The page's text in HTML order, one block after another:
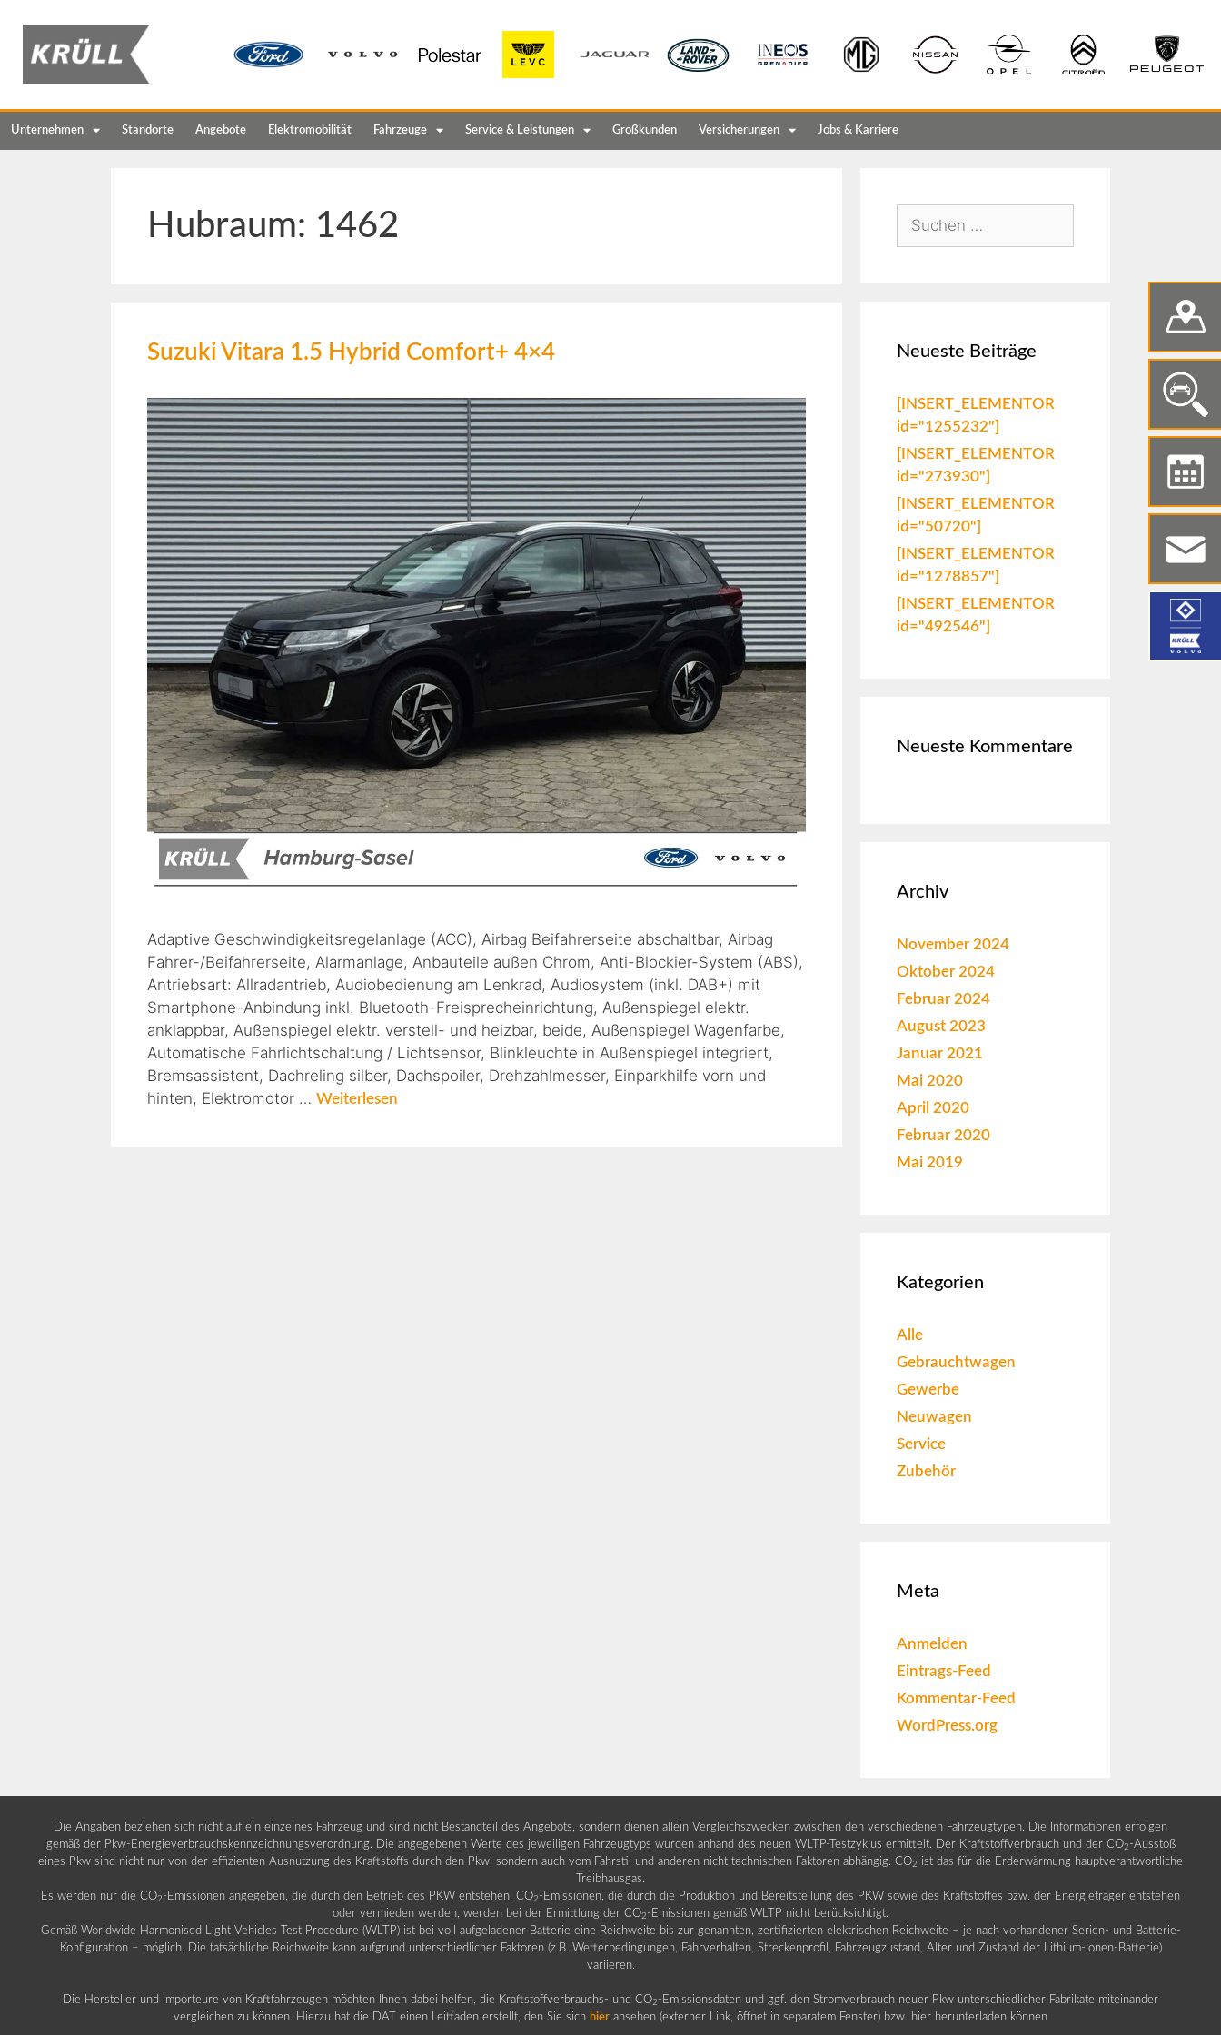
Unternehmen Standorte Angebote Elektromobilität Fahrzeuge Service & Leistungen Großkunden Versicherungen Jobs & Karriere
Hubraum: 1462
Suzuki Vitara 1.5 Hybrid Comfort+ 4×4
Adaptive Geschwindigkeitsregelanlage (ACC), Airbag Beifahrerseite abschaltbar, Airbag
Fahrer-/Beifahrerseite, Alarmanlage, Anbauteile außen Chrom, Anti-Blockier-System (ABS),
Antriebsart: Allradantrieb, Audiobedienung am Lenkrad, Audiosystem (inkl. DAB+) mit
Smartphone-Anbindung inkl. Bluetooth-Freisprecheinrichtung, Außenspiegel elektr.
anklappbar, Außenspiegel elektr. verstell- und heizbar, beide, Außenspiegel Wagenfarbe,
Automatische Fahrlichtschaltung / Lichtsensor, Blinkleuchte in Außenspiegel integriert,
Bremsassistent, Dachreling silber, Dachspoiler, Drehzahlmesser, Einparkhilfe vorn und
hinten, Elektromotor … Weiterlesen
Neueste Beiträge
[INSERT_ELEMENTOR
id="1255232"]
[INSERT_ELEMENTOR
id="273930"]
[INSERT_ELEMENTOR
id="50720"]
[INSERT_ELEMENTOR
id="1278857"]
[INSERT_ELEMENTOR
id="492546"]
Neueste Kommentare
Archiv
November 2024
Oktober 2024
Februar 2024
August 2023
Januar 2021
Mai 2020
April 2020
Februar 2020
Mai 2019
Kategorien
Alle
Gebrauchtwagen
Gewerbe
Neuwagen
Service
Zubehör
Meta
Anmelden
Eintrags-Feed
Kommentar-Feed
WordPress.org
Die Angaben beziehen sich nicht auf ein einzelnes Fahrzeug und sind nicht Bestandteil des Angebots, sondern dienen allein Vergleichszwecken zwischen den verschiedenen Fahrzeugtypen. Die Informationen erfolgen
gemäß der Pkw-Energieverbrauchskennzeichnungsverordnung. Die angegebenen Werte des jeweiligen Fahrzeugtyps wurden anhand des neuen WLTP-Testzyklus ermittelt. Der Kraftstoffverbrauch und der CO2 -Ausstoß
eines Pkw sind nicht nur von der effizienten Ausnutzung des Kraftstoffs durch den Pkw, sondern auch vom Fahrstil und anderen nicht technischen Faktoren abhängig. CO2 ist das für die Erderwärmung hauptverantwortliche
Treibhausgas.
Es werden nur die CO2 -Emissionen angegeben, die durch den Betrieb des PKW entstehen. CO2 -Emissionen, die durch die Produktion und Bereitstellung des PKW sowie des Kraftstoffes bzw. der Energieträger entstehen
oder vermieden werden, werden bei der Ermittlung der CO2 -Emissionen gemäß WLTP nicht berücksichtigt.
Gemäß Worldwide Harmonised Light Vehicles Test Procedure (WLTP) ist bei voll aufgeladener Batterie eine Reichweite bis zur genannten, zertifizierten elektrischen Reichweite – je nach vorhandener Serien- und Batterie-
Konfiguration – möglich. Die tatsächliche Reichweite kann aufgrund unterschiedlicher Faktoren (z.B. Wetterbedingungen, Fahrverhalten, Streckenprofil, Fahrzeugzustand, Alter und Zustand der Lithium-Ionen-Batterie)
variieren.
Die Hersteller und Importeure von Kraftfahrzeugen möchten Ihnen dabei helfen, die Kraftstoffverbrauchs- und CO2 -Emissionsdaten und ggf. den Stromverbrauch neuer Pkw unterschiedlicher Fabrikate miteinander
vergleichen zu können. Hierzu hat die DAT einen Leitfaden erstellt, den Sie sich hier ansehen (externer Link, öffnet in separatem Fenster) bzw. hier herunterladen können